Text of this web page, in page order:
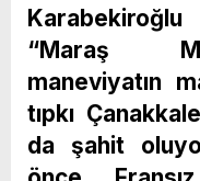
Karabekiroğlu
“Maraş
maneviyatın
tıpkı
da şahit